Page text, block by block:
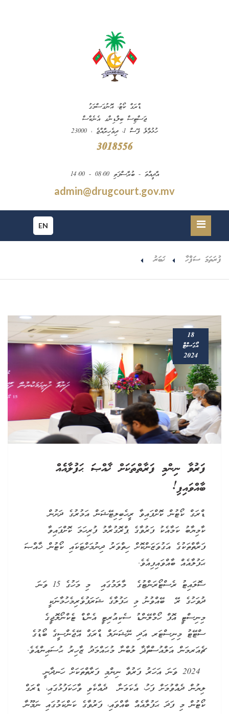
ޑްރަގް ކޯޓު، އޮނުގަސްމަގު
ޖަސްޓިސް ބިލްޑިންގ އެނެކްސް
ހުޅުމާލެ ފޭސް 1، ދިވެހިރާއްޖެ ، 23000
3018556
އާދީއްތަ - ބުރާސްފަތި 08:00 - 14:00
admin@drugcourt.gov.mv
EN
ފުރަތަމަ ސަފްހާ ޚަބަރު
18
އޯގަސްޓް
2024
ފަރުވާ ނިންމި ފަރާތްތަކަށް ޚާއްޞަ ޙަފުލާއެއް
ބާއްވައިފި!
ޑްރަގް ކޯޓުން ކޮށްފައިވާ ރީހެބިލިޓޭޝަން އަމުރުގެ ދަށުން
ކާމިޔާބު ކަމާއެކު ފަރުވާގެ ޕްރޮގުރާމު ފުރިހަމަ ކޮށްފައިވާ
ފަރާތްތަކުގެ އަގުވަޒަންކޮށް ހިތްވަރު ދިނުމަށްޓަކައި ކޯޓުން ޚާއްޞަ
ޙަފުލާއެއް ބާއްވައިފިއެވެ.
ސޮލައިޓު ރެސްޓޯރަންޓުގެ މާލަމުގައި މި މަހުގެ 15 ވަނަ
ދުވަހުގެ ރޭ ބޭއްވުނު މި ޙަފުލާގެ ޝަރަފުވެރިމެހުމާނަކީ
މިނިސްޓީ އޮފް ހޯމްލޭންޑު ސެކިއުރިޓީ އެންޑް ޓެކްނޯލޮޖީގެ
ސްޓޭޓު މިނިސްޓަރ އަދި ނޭޝަނަލް ޑްރަގް އޭޖެންސީގެ ބޯޑުގެ
ޗެއަރމަން އަލްއުސްތާޛާ ލުބްނާ މުޙައްމަދު ޒާހިރު ޙުސައިންއެވެ.
2024 ވަނަ އަހަރު ފަރުވާ ނިންމި ފަރާތްތަކަށް ހަނދާނީ
ލިޔުން ދެއްވުމަށް ފަހު، އެކަމަނާ ދެއްކެވި ވާހަކަފުޅުގައި، ޑްރަގް
ކޯޓުން މި ފަދަ ޙަފުލާއެއް ބާއްވައި، ފަރުވާގެ ކަންކަމުގައި ނަމޫނާ